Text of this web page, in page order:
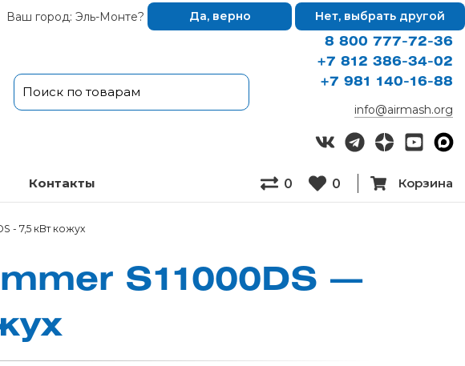
Ваш город: Эль-Монте? Да, верно Нет, выбрать другой
8 800 777-72-36
+7 812 386-34-02
+7 981 140-16-88
info@airmash.org
Кон­так­ты 0 0 Корзина
- 7,5 кВт кожух
S11000DS —